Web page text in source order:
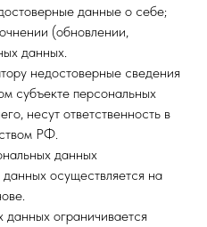
данные о себе;
(обновлении,
данных.
недостоверные сведения
субъекте персональных
несут ответственность в
РФ.
данных
осуществляется на
ограничивается